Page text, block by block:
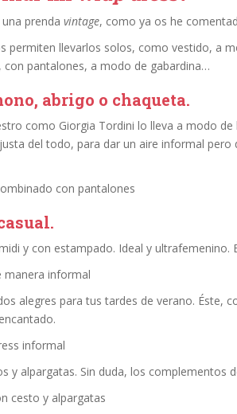
prenda vintage, como ya os he
permiten llevarlos solos, como vestido, a
pantalones, a modo de gabardina…
abrigo o chaqueta.
como Giorgia Tordini lo lleva a modo
del todo, para dar un aire informal pero
y con estampado. Ideal y ultrafemenino.
alegres para tus tardes de verano. Éste,
y alpargatas. Sin duda, los complementos